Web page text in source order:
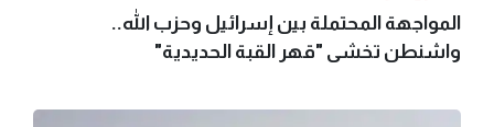
المواجهة المحتملة بين إسرائيل وحزب الله..
واشنطن تخشى "قهر القبة الحديدية"